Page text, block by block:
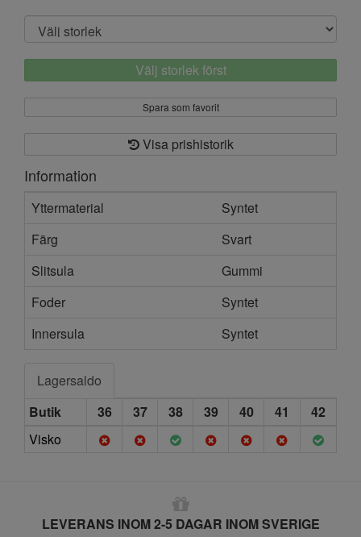
Välj storlek först
Spara som favorit
Visa prishistorik
Information
Yttermaterial
Syntet
Färg
Svart
Slitsula
Gummi
Foder
Syntet
Innersula
Syntet
Lagersaldo
Butik
36 37 38 39 40 41
42
Visko
LEVERANS INOM 2-5 DAGAR INOM SVERIGE